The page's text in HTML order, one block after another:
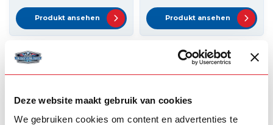
Deze website maakt gebruik van cookies
We gebruiken cookies om content en advertenties te
Produkt ansehen Produkt ansehen